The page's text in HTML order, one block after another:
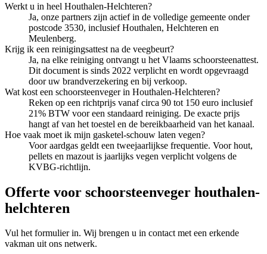
Werkt u in heel Houthalen-Helchteren?
Ja, onze partners zijn actief in de volledige gemeente onder
postcode 3530, inclusief Houthalen, Helchteren en
Meulenberg.
Krijg ik een reinigingsattest na de veegbeurt?
Ja, na elke reiniging ontvangt u het Vlaams schoorsteenattest.
Dit document is sinds 2022 verplicht en wordt opgevraagd
door uw brandverzekering en bij verkoop.
Wat kost een schoorsteenveger in Houthalen-Helchteren?
Reken op een richtprijs vanaf circa 90 tot 150 euro inclusief
21% BTW voor een standaard reiniging. De exacte prijs
hangt af van het toestel en de bereikbaarheid van het kanaal.
Hoe vaak moet ik mijn gasketel-schouw laten vegen?
Voor aardgas geldt een tweejaarlijkse frequentie. Voor hout,
pellets en mazout is jaarlijks vegen verplicht volgens de
KVBG-richtlijn.
Offerte voor schoorsteenveger houthalen-
helchteren
Vul het formulier in. Wij brengen u in contact met een erkende
vakman uit ons netwerk.